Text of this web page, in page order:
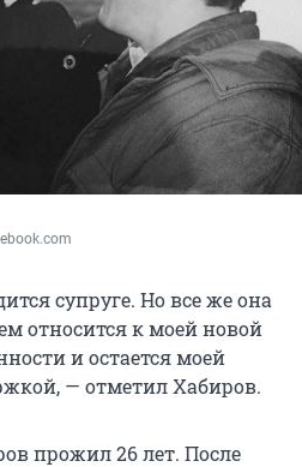
супруге. Но все же она
относится к моей новой
и остается моей
— отметил Хабиров.
прожил 26 лет. После